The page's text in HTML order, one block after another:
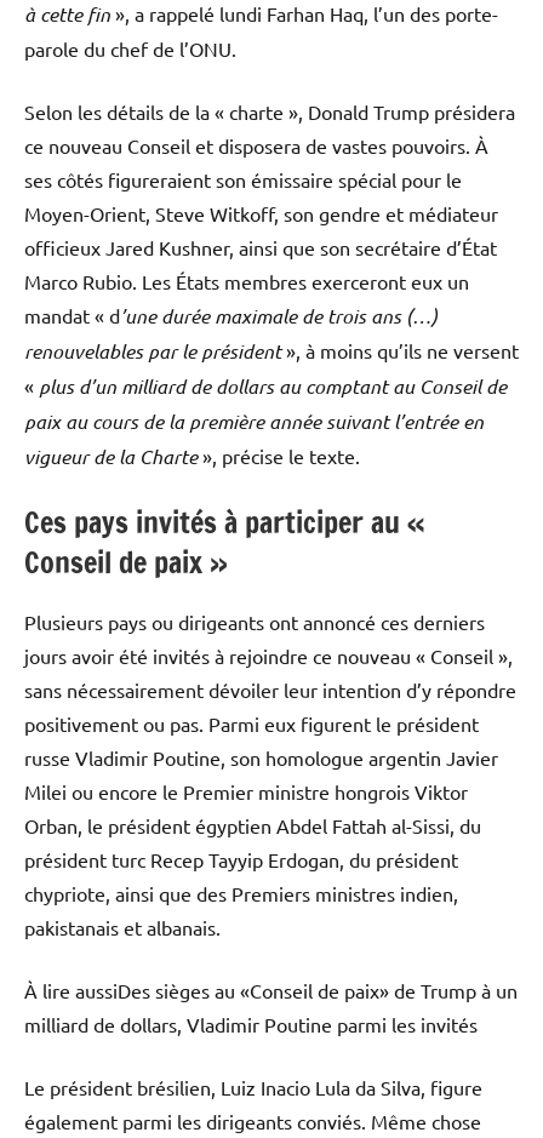
à cette fin », a rappelé lundi Farhan Haq, l’un des porte-
parole du chef de l’ONU.
Selon les détails de la « charte », Donald Trump présidera
ce nouveau Conseil et disposera de vastes pouvoirs. À
ses côtés figureraient son émissaire spécial pour le
Moyen-Orient, Steve Witkoff, son gendre et médiateur
officieux Jared Kushner, ainsi que son secrétaire d’État
Marco Rubio. Les États membres exerceront eux un
mandat « d’une durée maximale de trois ans (…)
renouvelables par le président», à moins qu’ils ne versent
« plus d’un milliard de dollars au comptant au Conseil de
paix au cours de la première année suivant l’entrée en
vigueur de la Charte», précise le texte.
Ces pays invités à participer au «
Conseil de paix »
Plusieurs pays ou dirigeants ont annoncé ces derniers
jours avoir été invités à rejoindre ce nouveau « Conseil »,
sans nécessairement dévoiler leur intention d’y répondre
positivement ou pas. Parmi eux figurent le président
russe Vladimir Poutine, son homologue argentin Javier
Milei ou encore le Premier ministre hongrois Viktor
Orban, le président égyptien Abdel Fattah al-Sissi, du
président turc Recep Tayyip Erdogan, du président
chypriote, ainsi que des Premiers ministres indien,
pakistanais et albanais.
À lire aussiDes sièges au «Conseil de paix» de Trump à un
milliard de dollars, Vladimir Poutine parmi les invités
Le président brésilien, Luiz Inacio Lula da Silva, figure
également parmi les dirigeants conviés. Même chose